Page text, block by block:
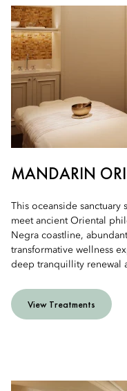
MANDARIN
This oceanside
meet ancient Oriental
Negra coastline,
transformative wellness
deep tranquillity renewal
View Treatments